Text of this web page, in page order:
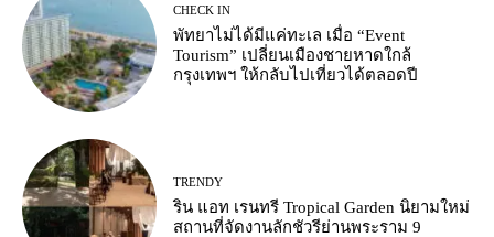
CHECK IN
พัทยาไม่ได้มีแค่ทะเล เมื่อ “Event
Tourism” เปลี่ยนเมืองชายหาดใกล้
กรุงเทพฯ ให้กลับไปเที่ยวได้ตลอดปี
TRENDY
ริน แอท เรนทรี Tropical Garden นิยามใหม่
สถานที่จัดงานลักชัวรีย่านพระราม 9